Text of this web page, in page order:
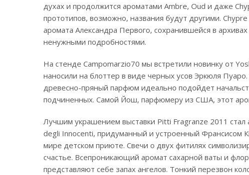
духах и продолжится ароматами Ambre, Oud и даже
прототипов, возможно, названия будут другими.
аромата Александра Первого, сохранившейся в
ненужными подробностями.
На стенде Campomarzio70 мы встретили новинку от
наносили на блоттер в виде черных усов Эркюля Пуаро.
древесно-пряный парфюм идеально подойдет
подчиненных. Самой Йош, парфюмеру из США, этот
Лучшим украшением выставки Pitti Fragranze 2011 стал
degli Innocenti, придуманный и устроенный Франсисом
мире детском приюте. Свечи о двух фитилях
счастье. Всепроникающий аромат сахарной ваты и
представляют себе запах ангелов. Тонкий перезвон